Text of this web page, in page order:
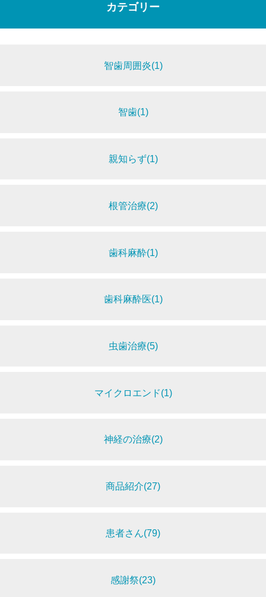
カテゴリー
智歯周囲炎(1)
智歯(1)
親知らず(1)
根管治療(2)
歯科麻酔(1)
歯科麻酔医(1)
虫歯治療(5)
マイクロエンド(1)
神経の治療(2)
商品紹介(27)
患者さん(79)
感謝祭(23)